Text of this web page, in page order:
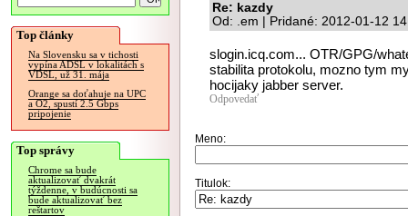
Top články
Na Slovensku sa v tichosti
vypína ADSL v lokalitách s
VDSL, už 31. mája
Orange sa doťahuje na UPC
a O2, spustí 2.5 Gbps
pripojenie
Top správy
Chrome sa bude
aktualizovať dvakrát
týždenne, v budúcnosti sa
bude aktualizovať bez
reštartov
Re: kazdy
Od: .em | Pridané: 2012-01-12
slogin.icq.com... OTR/GPG/
stabilita protokolu, mozno tym
hocijaky jabber server.
Odpovedať
Meno:
Titulok: